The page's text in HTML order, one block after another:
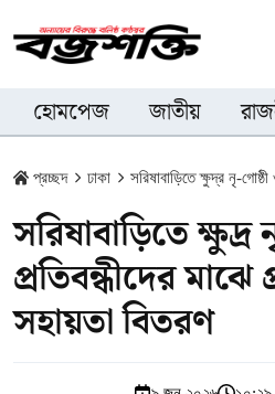
হোমপেজ জাতীয়
প্রচ্ছদ ঢাকা সরিষাবাড়িতে ক্ষুদ্র নৃ-
সরিষাবাড়িতে
প্রতিবন্ধীদের মাঝে
সহায়তা বিতরণ